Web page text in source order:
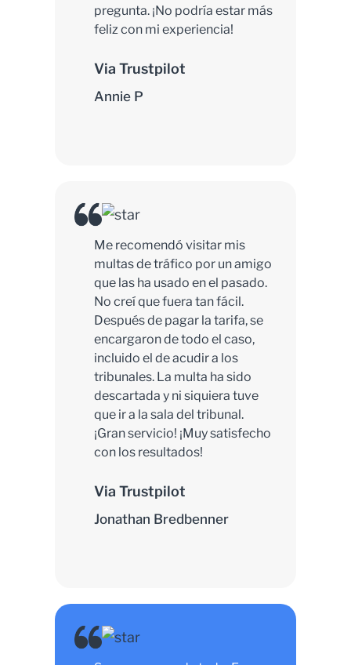
pregunta. ¡No podría estar más
feliz con mi experiencia!
Via Trustpilot
Annie P
Me recomendó visitar mis
multas de tráfico por un amigo
que las ha usado en el pasado.
No creí que fuera tan fácil.
Después de pagar la tarifa, se
encargaron de todo el caso,
incluido el de acudir a los
tribunales. La multa ha sido
descartada y ni siquiera tuve
que ir a la sala del tribunal.
¡Gran servicio! ¡Muy satisfecho
con los resultados!
Via Trustpilot
Jonathan Bredbenner